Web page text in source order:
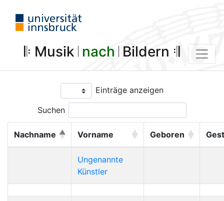
𝄆 Musik 𝄀 nach 𝄀 Bildern 𝄇
Einträge anzeigen
Suchen
Nachname Vorname Geboren
Ungenannte
Künstler